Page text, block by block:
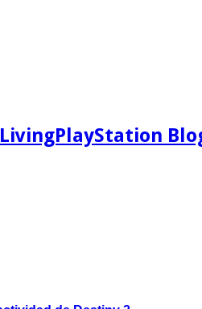
LivingPlayStation